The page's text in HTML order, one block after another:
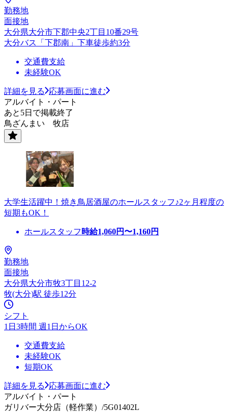
勤務地
面接地
大分県大分市下郡中央2丁目10番29号
大分バス「下郡南」下車徒歩約3分
交通費支給
未経験OK
詳細を見る
応募画面に進む
アルバイト・パート
あと5日で掲載終了
鳥ざんまい 牧店
大学生活躍中！焼き鳥居酒屋のホールスタッフ♪2ヶ月程度の
短期もOK！
ホールスタッフ 時給1,060円〜1,160円
勤務地
面接地
大分県大分市牧3丁目12-2
牧(大分)駅 徒歩12分
シフト
1日3時間 週1日からOK
交通費支給
未経験OK
短期OK
詳細を見る
応募画面に進む
アルバイト・パート
ガリバー大分店（軽作業）/5G01402L